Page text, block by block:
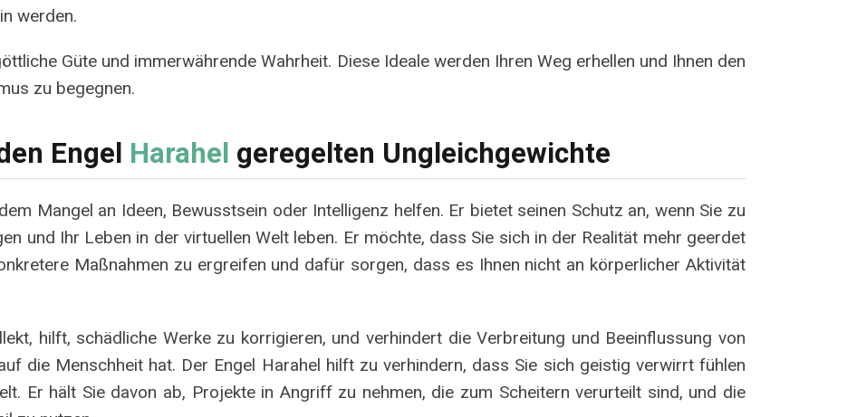
werden.
Güte und immerwährende Wahrheit. Diese Ideale werden Ihren Weg erhellen und Ihnen den
zu begegnen.
Engel Harahel geregelten Ungleichgewichte
Mangel an Ideen, Bewusstsein oder Intelligenz helfen. Er bietet seinen Schutz an, wenn Sie zu
und Ihr Leben in der virtuellen Welt leben. Er möchte, dass Sie sich in der Realität mehr geerdet
Maßnahmen zu ergreifen und dafür sorgen, dass es Ihnen nicht an körperlicher Aktivität
hilft, schädliche Werke zu korrigieren, und verhindert die Verbreitung und Beeinflussung von
die Menschheit hat. Der Engel Harahel hilft zu verhindern, dass Sie sich geistig verwirrt fühlen
Er hält Sie davon ab, Projekte in Angriff zu nehmen, die zum Scheitern verurteilt sind, und die